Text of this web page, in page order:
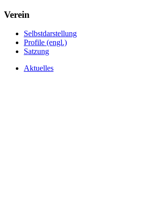
Verein
Selbstdarstellung
Profile (engl.)
Satzung
Aktuelles